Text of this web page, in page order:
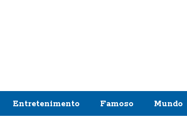
Entretenimento Famoso Mundo